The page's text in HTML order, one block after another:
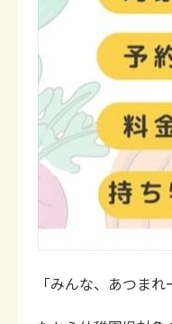
「みんな、あつまれ